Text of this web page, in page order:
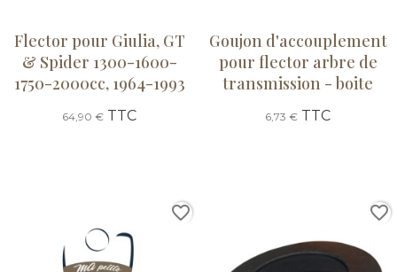
Flector pour Giulia, GT
& Spider 1300-1600-
1750-2000cc, 1964-1993
64,90 € TTC
Goujon d'accouplement
pour flector arbre de
transmission - boite
6,73 € TTC
favorite_border favorite_border